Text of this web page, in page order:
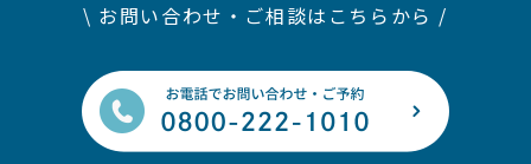
\ お問い合わせ・ご相談はこちらから /